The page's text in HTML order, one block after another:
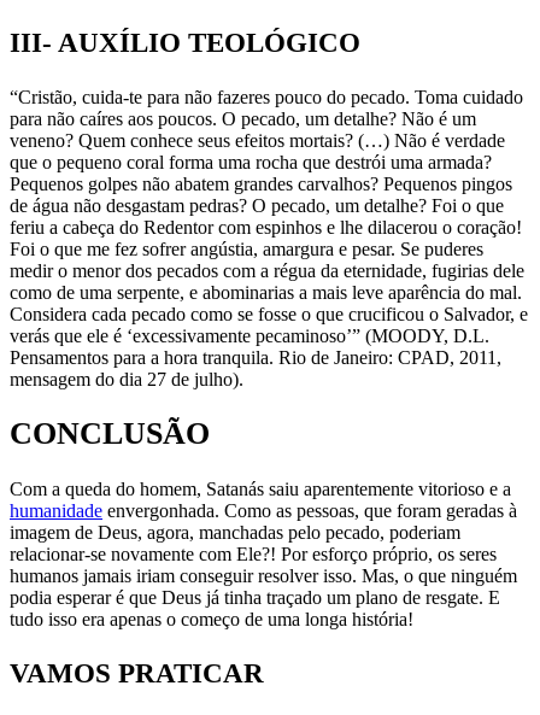
III- AUXÍLIO TEOLÓGICO
“Cristão, cuida-te para não fazeres pouco do pecado. Toma cuidado
para não caíres aos poucos. O pecado, um detalhe? Não é um
veneno? Quem conhece seus efeitos mortais? (…) Não é verdade
que o pequeno coral forma uma rocha que destrói uma armada?
Pequenos golpes não abatem grandes carvalhos? Pequenos pingos
de água não desgastam pedras? O pecado, um detalhe? Foi o que
feriu a cabeça do Redentor com espinhos e lhe dilacerou o coração!
Foi o que me fez sofrer angústia, amargura e pesar. Se puderes
medir o menor dos pecados com a régua da eternidade, fugirias dele
como de uma serpente, e abominarias a mais leve aparência do mal.
Considera cada pecado como se fosse o que crucificou o Salvador, e
verás que ele é ‘excessivamente pecaminoso’” (MOODY, D.L.
Pensamentos para a hora tranquila. Rio de Janeiro: CPAD, 2011,
mensagem do dia 27 de julho).
CONCLUSÃO
Com a queda do homem, Satanás saiu aparentemente vitorioso e a
humanidade envergonhada. Como as pessoas, que foram geradas à
imagem de Deus, agora, manchadas pelo pecado, poderiam
relacionar-se novamente com Ele?! Por esforço próprio, os seres
humanos jamais iriam conseguir resolver isso. Mas, o que ninguém
podia esperar é que Deus já tinha traçado um plano de resgate. E
tudo isso era apenas o começo de uma longa história!
VAMOS PRATICAR